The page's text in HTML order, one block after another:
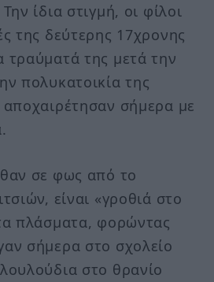
ίδια στιγμή, οι φίλοι
της δεύτερης 17χρονης
της μετά την
πολυκατοικία της
σήμερα με
σε φως από το
είναι «γροθιά στο
πλάσματα, φορώντας
σήμερα στο σχολείο
στο θρανίο